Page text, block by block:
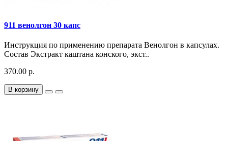
911 венолгон 30 капс
Инструкция по применению препарата Венолгон в капсулах.
Состав Экстракт каштана конского, экст..
370.00 р.
В корзину